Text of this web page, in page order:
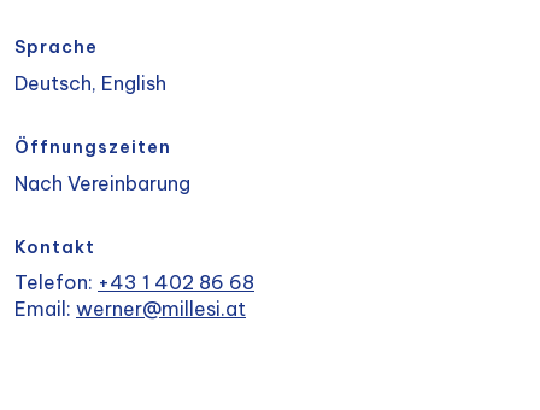
Sprache
Deutsch, English
Öffnungszeiten
Nach Vereinbarung
Kontakt
Telefon: +43 1 402 86 68
Email: werner@millesi.at